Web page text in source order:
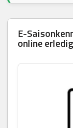
E-
online